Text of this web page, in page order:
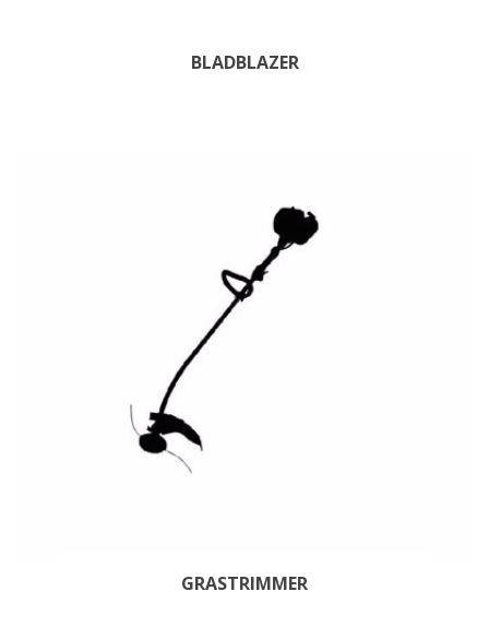
BLADBLAZER
GRASTRIMMER